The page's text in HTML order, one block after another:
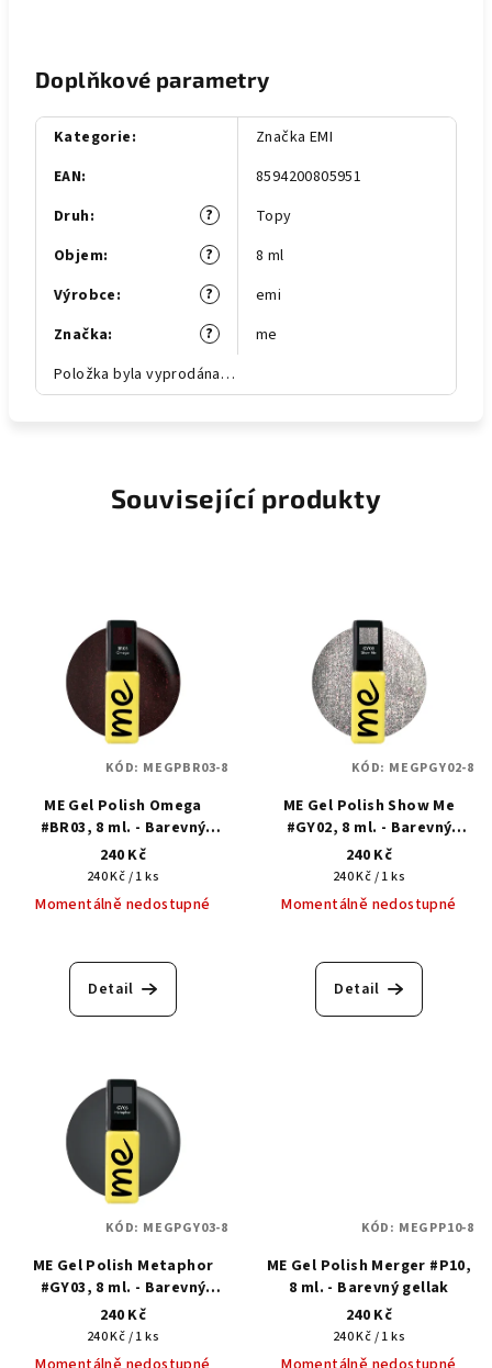
Doplňkové parametry
Kategorie:
Značka EMI
EAN:
8594200805951
?
Druh:
Topy
?
Objem:
8 ml
?
Výrobce:
emi
?
Značka:
me
Položka byla vyprodána…
Související produkty
ME Gel Polish Omega
#BR03, 8 ml. - Barevný
gellak
240 Kč
Měrná
cena:
240 Kč / 1 ks
Momentálně nedostupné
Detail
KÓD: MEGPBR03-8
ME Gel Polish Show Me
#GY02, 8 ml. - Barevný
gellak
240 Kč
Měrná
cena:
240 Kč / 1 ks
Momentálně nedostupné
Detail
KÓD: MEGPGY02-8
ME Gel Polish Metaphor
#GY03, 8 ml. - Barevný
gellak
240 Kč
Měrná
cena:
240 Kč / 1 ks
KÓD: MEGPGY03-8
ME Gel Polish Merger #P10,
8 ml. - Barevný gellak
240 Kč
Měrná
cena:
240 Kč / 1 ks
KÓD: MEGPP10-8